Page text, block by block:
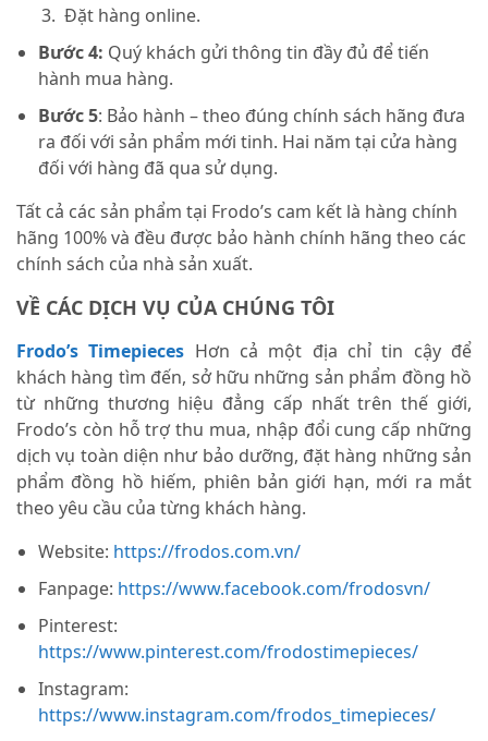
Đặt hàng online.
Bước 4: Quý khách gửi thông tin đầy đủ để tiến
hành mua hàng.
Bước 5: Bảo hành – theo đúng chính sách hãng đưa
ra đối với sản phẩm mới tinh. Hai năm tại cửa hàng
đối với hàng đã qua sử dụng.
Tất cả các sản phẩm tại Frodo’s cam kết là hàng chính
hãng 100% và đều được bảo hành chính hãng theo các
chính sách của nhà sản xuất.
VỀ CÁC DỊCH VỤ CỦA CHÚNG TÔI
Frodo’s Timepieces Hơn cả một địa chỉ tin cậy để
khách hàng tìm đến, sở hữu những sản phẩm đồng hồ
từ những thương hiệu đẳng cấp nhất trên thế giới,
Frodo’s còn hỗ trợ thu mua, nhập đổi cung cấp những
dịch vụ toàn diện như bảo dưỡng, đặt hàng những sản
phẩm đồng hồ hiếm, phiên bản giới hạn, mới ra mắt
theo yêu cầu của từng khách hàng.
Website: https://frodos.com.vn/
Fanpage: https://www.facebook.com/frodosvn/
Pinterest:
https://www.pinterest.com/frodostimepieces/
Instagram:
https://www.instagram.com/frodos_timepieces/